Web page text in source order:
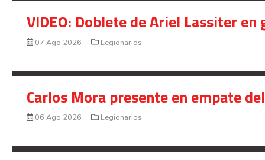
VIDEO: Doblete de Ariel Lassiter
07 Ago 2026 Legionarios
Carlos Mora presente en empate
06 Ago 2026 Legionarios